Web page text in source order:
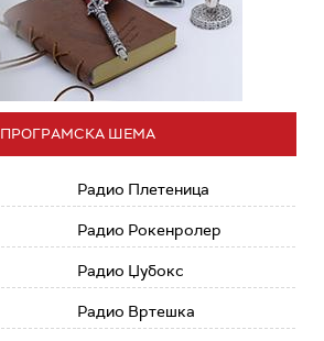
ПРОГРАМСКА ШЕМА
Радио Плетеница
Радио Рокенролер
Радио Џубокс
Радио Вртешка